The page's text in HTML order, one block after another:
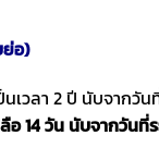
อ)
เวลา 2 ปี นับจากวั
อ 14 วัน นับจากวันที่